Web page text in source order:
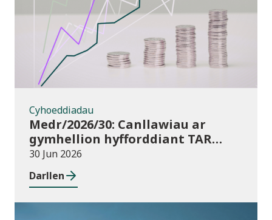
Cyhoeddiadau
Medr/2026/30: Canllawiau ar
gymhellion hyfforddiant TAR
(Addysg Bellach) i athrawon yng
Nghymru blwyddyn academaidd
2026/27
30 Jun 2026
Darllen